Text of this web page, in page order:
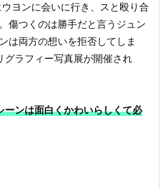
ヨンに会いに行き、スと殴り合
傷つくのは勝手だと言うジュン
は両方の想いを拒否してしま
グラフィー写真展が開催され
ンは面白くかわいらしくて必